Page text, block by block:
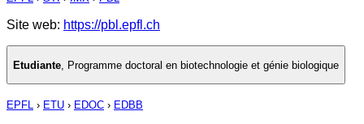
Site web: https://pbl.epfl.ch
Etudiante Programme doctoral en biotechnologie et génie biologique
EPFL › ETU › EDOC › EDBB